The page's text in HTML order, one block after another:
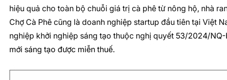
hiệu quả cho toàn bộ chuỗi giá trị cà phê từ nông hộ, nhà
Chợ Cà Phê cũng là doanh nghiệp startup đầu tiên tại Việt
nghiệp khởi nghiệp sáng tạo thuộc nghị quyết 53/2024/NQ-
mới sáng tạo được miễn thuế.